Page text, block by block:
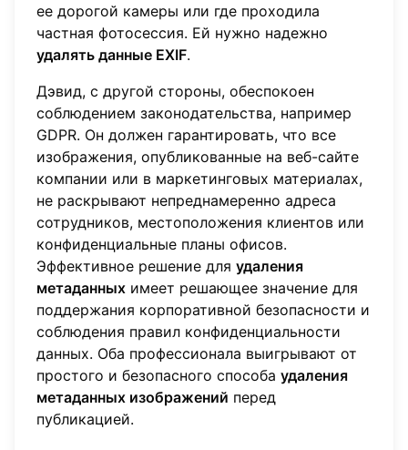
ее дорогой камеры или где проходила
частная фотосессия. Ей нужно надежно
удалять данные EXIF.
Дэвид, с другой стороны, обеспокоен
соблюдением законодательства, например
GDPR. Он должен гарантировать, что все
изображения, опубликованные на веб-сайте
компании или в маркетинговых материалах,
не раскрывают непреднамеренно адреса
сотрудников, местоположения клиентов или
конфиденциальные планы офисов.
Эффективное решение для удаления
метаданных имеет решающее значение для
поддержания корпоративной безопасности и
соблюдения правил конфиденциальности
данных. Оба профессионала выигрывают от
простого и безопасного способа удаления
метаданных изображений перед
публикацией.